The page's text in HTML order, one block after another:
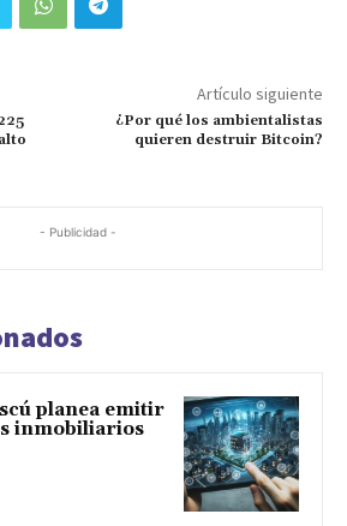
Artículo siguiente
¿Por qué los ambientalistas
quieren destruir Bitcoin?
- Publicidad -
planea emitir
inmobiliarios